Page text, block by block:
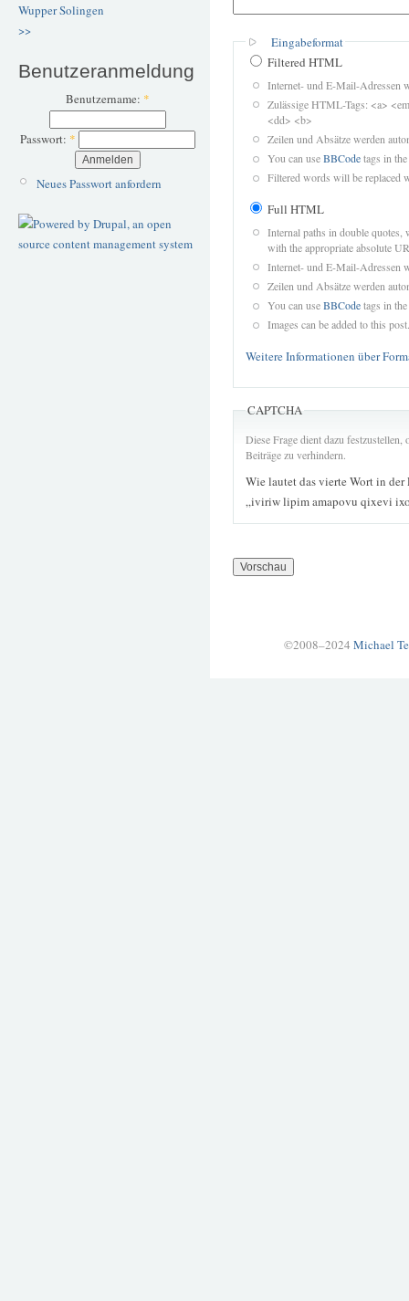
WupperSolingen
>>
Benutzeranmeldung
Benutzername: *
Passwort: *
Neues Passwort anfordern
Eingabeformat
Filtered HTML
Internet- und E-Mail-Adressen
Zulässige HTML-Tags: <a>
<dd> <b>
Zeilen und Absätze werden
You can useBBCodetags in
Filtered words will be replaced
Full HTML
Internal paths in double quotes,
with the appropriate absolute
Internet- und E-Mail-Adressen
Zeilen und Absätze werden
You can useBBCodetags in
Images can be added to this post.
Weitere Informationen über
CAPTCHA
Diese Frage dient dazu
Beiträge zu verhindern.
Wie lautet das vierte Wort in der
„iviriw lipim amapovu qixevi
©2008–2024 Michael